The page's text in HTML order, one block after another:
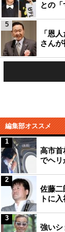
との
「恩
さん
5
編集部オススメ
高市首
でヘリ
1
佐藤二
トに
2
強い
3